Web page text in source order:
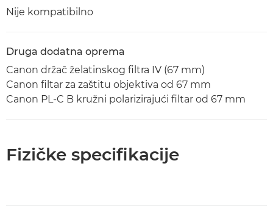
Nije kompatibilno
Druga dodatna oprema
Canon držač želatinskog filtra IV (67 mm)
Canon filtar za zaštitu objektiva od 67 mm
Canon PL-C B kružni polarizirajući filtar od 67 mm
Fizičke specifikacije